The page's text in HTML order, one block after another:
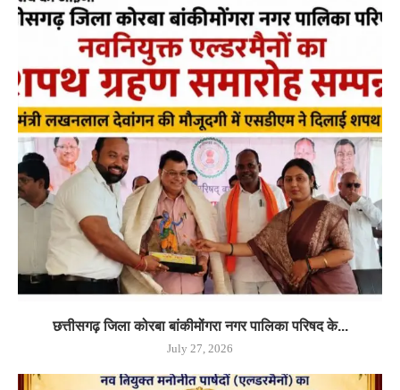
छत्तीसगढ़ जिला कोरबा बांकीमोंगरा नगर पालिका परिषद के...
July 27, 2026